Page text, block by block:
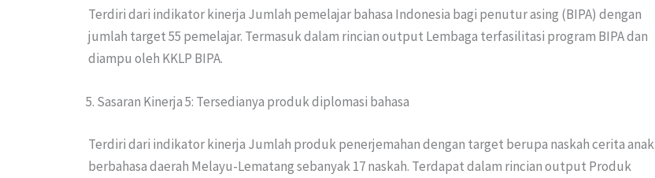
Terdiri dari indikator kinerja Jumlah pemelajar bahasa Indonesia bagi penutur asing (BIPA) dengan
jumlah target 55 pemelajar. Termasuk dalam rincian output Lembaga terfasilitasi program BIPA dan
diampu oleh KKLP BIPA.
Sasaran Kinerja 5: Tersedianya produk diplomasi bahasa
Terdiri dari indikator kinerja Jumlah produk penerjemahan dengan target berupa naskah cerita anak
berbahasa daerah Melayu-Lematang sebanyak 17 naskah. Terdapat dalam rincian output Produk